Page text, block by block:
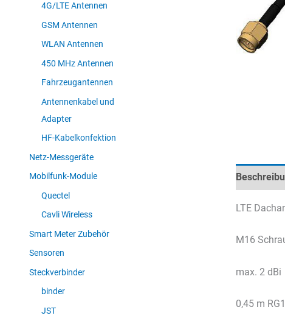
4G/LTE Antennen
GSM Antennen
WLAN Antennen
450 MHz Antennen
Fahrzeugantennen
Antennenkabel und
Adapter
HF-Kabelkonfektion
Netz-Messgeräte
Mobilfunk-Module
Quectel
Cavli Wireless
Smart Meter Zubehör
Sensoren
Steckverbinder
binder
JST
LTE
M16
max. 2 dBi
0,45 m